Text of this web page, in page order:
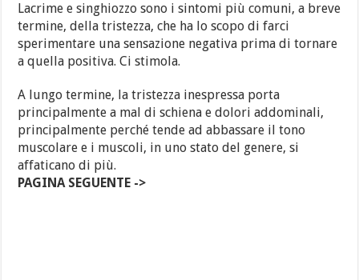
Lacrime e singhiozzo sono i sintomi più comuni, a breve
termine, della tristezza, che ha lo scopo di farci
sperimentare una sensazione negativa prima di tornare
a quella positiva. Ci stimola.
A lungo termine, la tristezza inespressa porta
principalmente a mal di schiena e dolori addominali,
principalmente perché tende ad abbassare il tono
muscolare e i muscoli, in uno stato del genere, si
affaticano di più.
PAGINA SEGUENTE ->